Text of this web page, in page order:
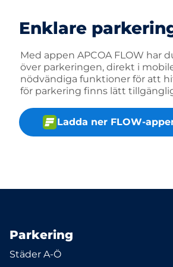
Enklare
Med appen APCOA FLOW har
över parkeringen, direkt i
nödvändiga funktioner för att
för parkering finns lätt
Ladda ner FLOW-
Parkering
Städer A-Ö